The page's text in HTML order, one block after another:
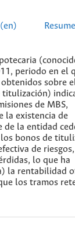
periodo en el
sobre
titulización)
de MBS,
la existencia de
la entidad
bonos de
de
lo que ha
la rentabilidad
los tramos